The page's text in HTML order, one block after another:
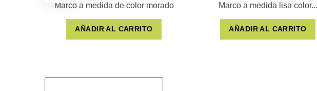
Marco a medida de color morado
AÑADIR AL CARRITO
Marco a medida lisa color...
AÑADIR AL CARRITO